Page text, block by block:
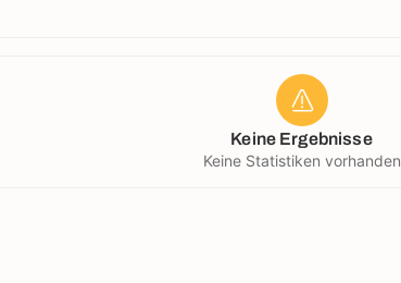
Keine Ergebnisse
Keine Statistiken vorhanden